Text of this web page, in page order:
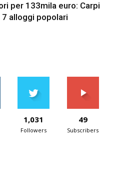
per 133mila euro: Carpi
alloggi popolari
1,031
Followers
49
Subscribers